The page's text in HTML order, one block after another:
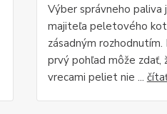
Výber správneho paliva
majiteľa peletového
zásadným rozhodnutím.
prvý pohľad môže zdať,
vrecami peliet nie ...